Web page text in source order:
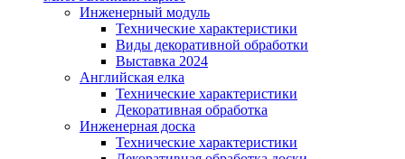
Инженерный модуль
Технические характеристики
Виды декоративной обработки
Выставка 2024
Английская елка
Технические характеристики
Декоративная обработка
Инженерная доска
Технические характеристики